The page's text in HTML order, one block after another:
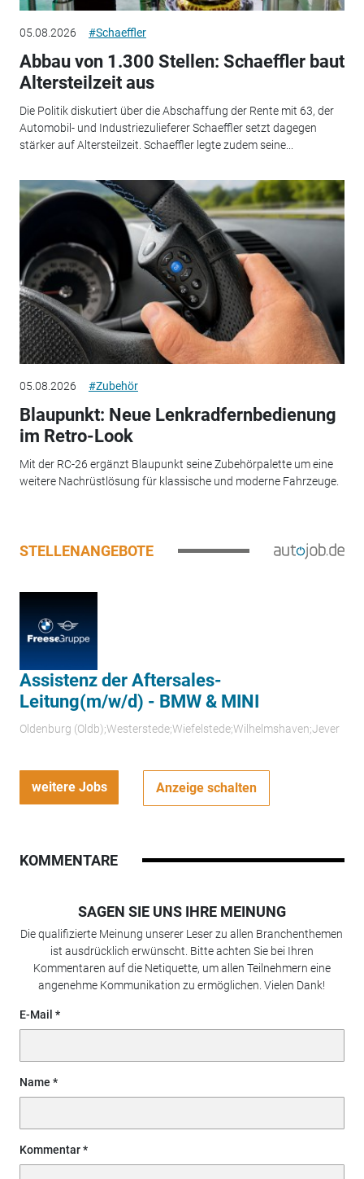
05.08.2026 #Schaeffler
Abbau von 1.300 Stellen: Schaeffler baut
Altersteilzeit aus
Die Politik diskutiert über die Abschaffung der Rente mit 63, der
Automobil- und Industriezulieferer Schaeffler setzt dagegen
stärker auf Altersteilzeit. Schaeffler legte zudem seine...
05.08.2026 #Zubehör
Blaupunkt: Neue Lenkradfernbedienung
im Retro-Look
Mit der RC-26 ergänzt Blaupunkt seine Zubehörpalette um eine
weitere Nachrüstlösung für klassische und moderne Fahrzeuge.
STELLENANGEBOTE
Assistenz der Aftersales-
Leitung(m/w/d) - BMW & MINI
Oldenburg (Oldb);Westerstede;Wiefelstede;Wilhelmshaven;Jever
weitere Jobs Anzeige schalten
KOMMENTARE
SAGEN SIE UNS IHRE MEINUNG
Die qualifizierte Meinung unserer Leser zu allen Branchenthemen
ist ausdrücklich erwünscht. Bitte achten Sie bei Ihren
Kommentaren auf die Netiquette, um allen Teilnehmern eine
angenehme Kommunikation zu ermöglichen. Vielen Dank!
E-Mail
Name
Kommentar